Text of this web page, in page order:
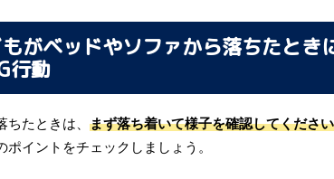
がベッドやソファから落ちたとき
行動
ちたときは、 まず落ち着いて様子を確認してください
ポイントをチェックしましょう。